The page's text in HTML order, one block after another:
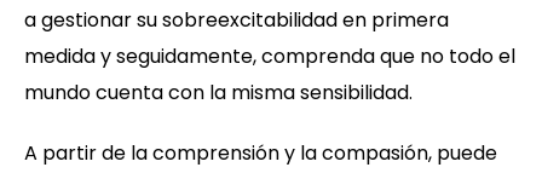
a gestionar su sobreexcitabilidad en primera
medida y seguidamente, comprenda que no todo el
mundo cuenta con la misma sensibilidad.
A partir de la comprensión y la compasión, puede